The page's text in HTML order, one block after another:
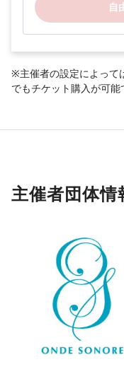
自
※主催者の設定によって
でもチケット購入が可能
主催者団体情